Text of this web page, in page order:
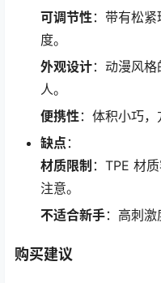
可调节性：带有松
度。
外观设计：动漫风
人。
便携性：体积小巧，
缺点 ：
材质限制 ：TPE 材
注意。
不适合新手：高刺激
购买建议